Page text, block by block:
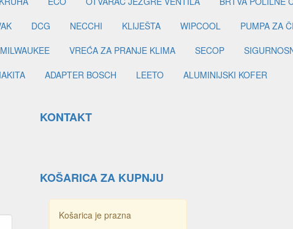
DCG NECCHI KLIJEŠTA WIPCOOL
PUMPA ZA
VREĆA ZA PRANJE KLIMA SECOP
ADAPTER BOSCH LEETO ALUMINIJSKI KOFER
KONTAKT
KOŠARICA ZA KUPNJU
Košarica je prazna